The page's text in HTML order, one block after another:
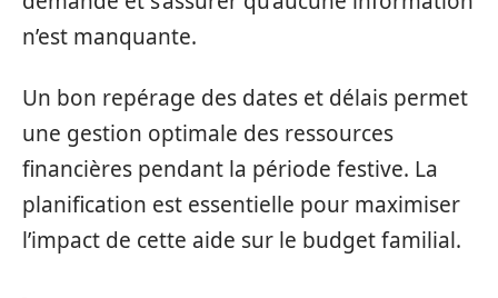
n’est manquante.
Un bon repérage des dates et délais permet
une gestion optimale des ressources
financières pendant la période festive. La
planification est essentielle pour maximiser
l’impact de cette aide sur le budget familial.